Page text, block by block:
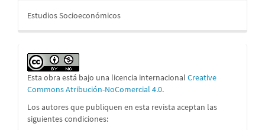
Estudios Socioeconómicos
Esta obra está bajo una licencia internacional Creative
Commons Atribución-NoComercial 4.0.
Los autores que publiquen en esta revista aceptan las
siguientes condiciones: